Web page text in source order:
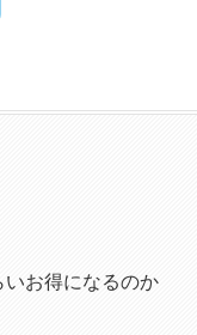
お得になるのか